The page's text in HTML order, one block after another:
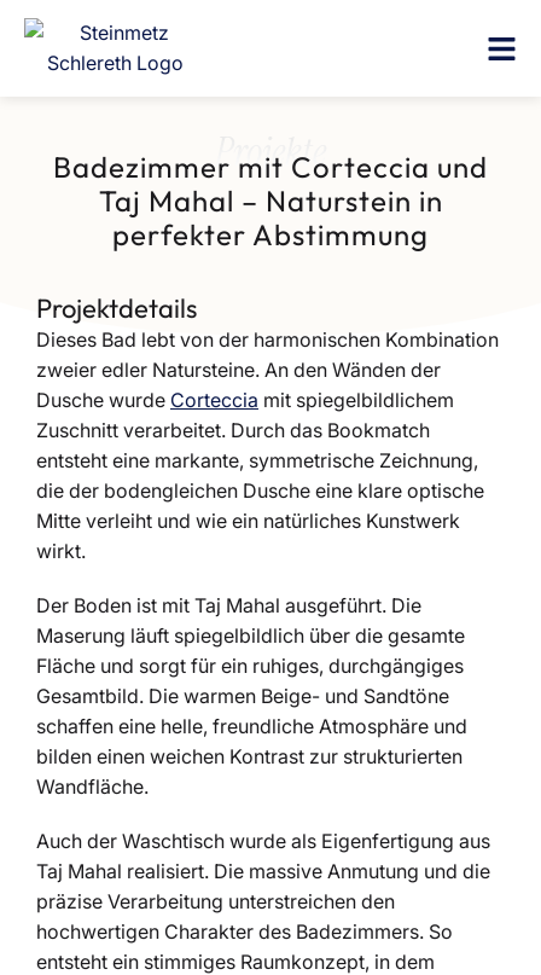
Projekte
Badezimmer mit Corteccia und
Taj Mahal – Naturstein in
perfekter Abstimmung
Projektdetails
Dieses Bad lebt von der harmonischen Kombination
zweier edler Natursteine. An den Wänden der
Dusche wurde Corteccia mit spiegelbildlichem
Zuschnitt verarbeitet. Durch das Bookmatch
entsteht eine markante, symmetrische Zeichnung,
die der bodengleichen Dusche eine klare optische
Mitte verleiht und wie ein natürliches Kunstwerk
wirkt.
Der Boden ist mit Taj Mahal ausgeführt. Die
Maserung läuft spiegelbildlich über die gesamte
Fläche und sorgt für ein ruhiges, durchgängiges
Gesamtbild. Die warmen Beige- und Sandtöne
schaffen eine helle, freundliche Atmosphäre und
bilden einen weichen Kontrast zur strukturierten
Wandfläche.
Auch der Waschtisch wurde als Eigenfertigung aus
Taj Mahal realisiert. Die massive Anmutung und die
präzise Verarbeitung unterstreichen den
hochwertigen Charakter des Badezimmers. So
entsteht ein stimmiges Raumkonzept, in dem